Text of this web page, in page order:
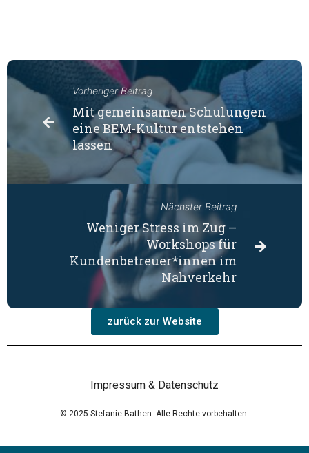
Vorheriger Beitrag
Mit gemeinsamen Schulungen
eine BEM-Kultur entstehen
lassen
Nächster Beitrag
Weniger Stress im Zug –
Workshops für
Kundenbetreuer*innen im
Nahverkehr
zurück zur Website
Impressum & Datenschutz
© 2025 Stefanie Bathen. Alle Rechte vorbehalten.